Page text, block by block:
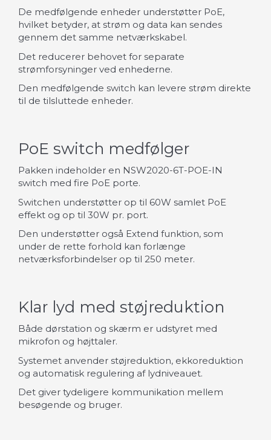
De medfølgende enheder understøtter PoE,
hvilket betyder, at strøm og data kan sendes
gennem det samme netværkskabel.
Det reducerer behovet for separate
strømforsyninger ved enhederne.
Den medfølgende switch kan levere strøm direkte
til de tilsluttede enheder.
PoE switch medfølger
Pakken indeholder en NSW2020-6T-POE-IN
switch med fire PoE porte.
Switchen understøtter op til 60W samlet PoE
effekt og op til 30W pr. port.
Den understøtter også Extend funktion, som
under de rette forhold kan forlænge
netværksforbindelser op til 250 meter.
Klar lyd med støjreduktion
Både dørstation og skærm er udstyret med
mikrofon og højttaler.
Systemet anvender støjreduktion, ekkoreduktion
og automatisk regulering af lydniveauet.
Det giver tydeligere kommunikation mellem
besøgende og bruger.